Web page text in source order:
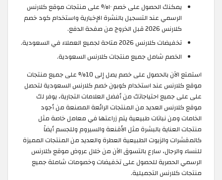
يمكنك الحصول على خصم ١٠% على منتجات موقع كلارنس
الرسمي عند التسجيل بالنشرة الإخبارية واستخدام كود خصم
كلارنس 2026 قبل الخروج من صفحة الدفع.
تخفيضات كلارنس 2026 متاحة لجميع العملاء في السعودية.
الخصم شامل جميع منتجات كلارنس السعودية.
استمتع الآن بالحصول على خصم يصل إلى 10% على جميع منتجات
موقع كلارنس عند استخدام كوبون خصم كلارنس السعودية لتحصل
على على جميع احتياجاتك من أفضل العلامات التجارية، يوفر لك
موقع كلارنس العديد من المنتجات الرائعة المصنعة من أجود
الخامات ومن نباتات طبيعية يتم زراعتها في معامل خاصة مثل
منتجات العناية بالبشرة مثل الأقنعة والسيروم وللجسم أيضاً
كالمقشرات والزيوت الطبيعية العطرة والعديد من المنتجات المميزة
للنساء والرجال، سارع بالتسوق الآن من خلال عروض موقع كلارنس
الرسمي الحصرية للحصول على تخفيضات وخصومات شاملة جميع
منتجات كلارنس التجميلية.